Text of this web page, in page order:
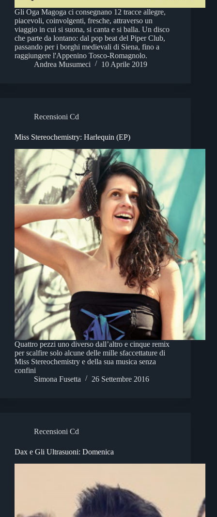
Gli Oga Magoga ci consegnano 12 tracce allegre,
piacevoli, coinvolgenti, fresche, attraverso un
viaggio in cui si suona, si canta e si balla. Un disco
che parte da lontano: dal pop beat del Piper Club,
passando per i borghi medievali di Siena, fino a
raggiungere l'Appenino Tosco-Romagnolo.
Andrea Musumeci
10 Aprile 2019
Recensioni Cd
Miss Stereochemistry: Harlequin (EP)
Quattro pezzi uno diverso dall’altro e cinque remix
per scalfire solo alcune delle mille sfaccettature di
Miss Stereochemistry e della sua musica senza
confini
Simona Fusetta
26 Settembre 2016
Recensioni Cd
Dax e Gli Ultrasuoni: Domenica